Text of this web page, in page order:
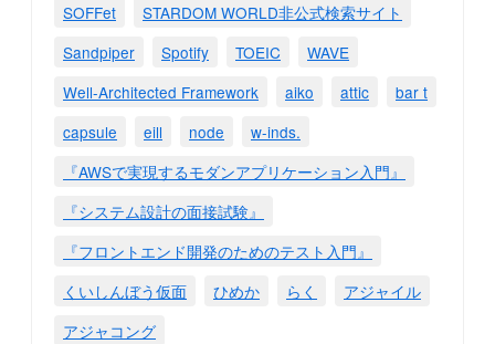
SOFFet
STARDOM WORLD非公式検索サイト
Sandpiper
Spotify TOEIC
WAVE
Well-Architected Framework
aiko attic
bar t
capsule
eill node
w-inds.
『AWSで実現するモダンアプリケーション入門』
『システム設計の面接試験』
『フロントエンド開発のためのテスト入門』
くいしんぼう仮面
ひめか らく
アジャイル
アジャコング